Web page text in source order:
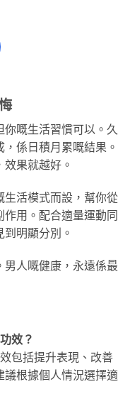
嘅生活習慣可以。久
係日積月累嘅結果。
果就越好。
生活模式而設，幫你從
用。配合適量運動同
明顯分別。
男人嘅健康，永遠係最
效？
包括提升表現、改善
根據個人情況選擇適